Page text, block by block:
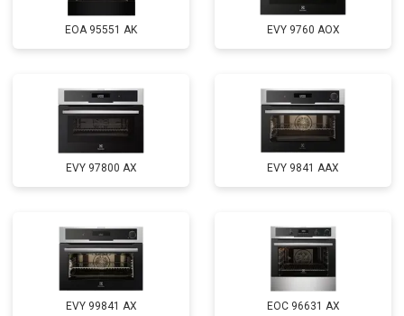
EOA 95551 AK EVY 9760 AOX
EVY 97800 AX EVY 9841 AAX
EVY 99841 AX EOC 96631 AX